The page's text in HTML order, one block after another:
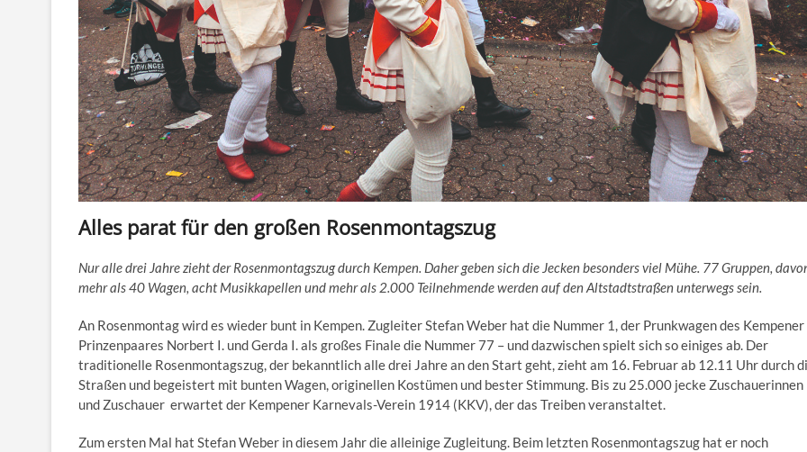
Alles parat für den großen Rosenmontagszug
Nur alle drei Jahre zieht der Rosenmontagszug durch Kempen. Daher geben sich die Jecken besonders viel Mühe. 77 Gruppen,
mehr als 40 Wagen, acht Musikkapellen und mehr als 2.000 Teilnehmende werden auf den Altstadtstraßen unterwegs sein.
An Rosenmontag wird es wieder bunt in Kempen. Zugleiter Stefan Weber hat die Nummer 1, der Prunkwagen des Kempener
Prinzenpaares Norbert I. und Gerda I. als großes Finale die Nummer 77 – und dazwischen spielt sich so einiges ab. Der
traditionelle Rosenmontagszug, der bekanntlich alle drei Jahre an den Start geht, zieht am 16. Februar ab 12.11 Uhr durch
Straßen und begeistert mit bunten Wagen, originellen Kostümen und bester Stimmung. Bis zu 25.000 jecke Zuschauerinnen
und Zuschauer erwartet der Kempener Karnevals-Verein 1914 (KKV), der das Treiben veranstaltet.
Zum ersten Mal hat Stefan Weber in diesem Jahr die alleinige Zugleitung. Beim letzten Rosenmontagszug hat er noch